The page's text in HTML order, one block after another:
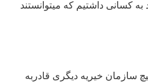
کسانی داشتیم که میتوانستند
سازمان خیریه دیگری قادربه